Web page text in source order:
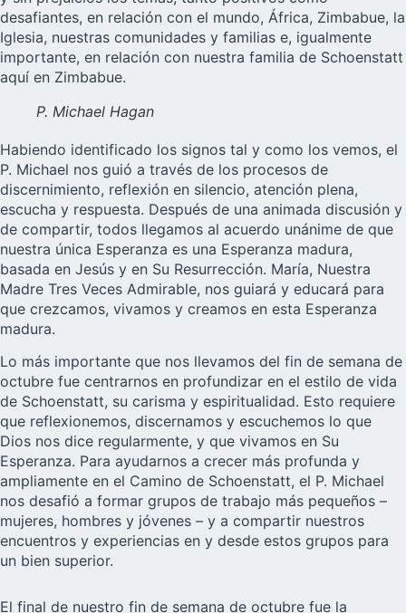
desafiantes, en relación con el mundo, África, Zimbabue, la
Iglesia, nuestras comunidades y familias e, igualmente
importante, en relación con nuestra familia de Schoenstatt
aquí en Zimbabue.
P. Michael Hagan
Habiendo identificado los signos tal y como los vemos, el
P. Michael nos guió a través de los procesos de
discernimiento, reflexión en silencio, atención plena,
escucha y respuesta. Después de una animada discusión y
de compartir, todos llegamos al acuerdo unánime de que
nuestra única Esperanza es una Esperanza madura,
basada en Jesús y en Su Resurrección. María, Nuestra
Madre Tres Veces Admirable, nos guiará y educará para
que crezcamos, vivamos y creamos en esta Esperanza
madura.
Lo más importante que nos llevamos del fin de semana de
octubre fue centrarnos en profundizar en el estilo de vida
de Schoenstatt, su carisma y espiritualidad. Esto requiere
que reflexionemos, discernamos y escuchemos lo que
Dios nos dice regularmente, y que vivamos en Su
Esperanza. Para ayudarnos a crecer más profunda y
ampliamente en el Camino de Schoenstatt, el P. Michael
nos desafió a formar grupos de trabajo más pequeños –
mujeres, hombres y jóvenes – y a compartir nuestros
encuentros y experiencias en y desde estos grupos para
un bien superior.
El final de nuestro fin de semana de octubre fue la